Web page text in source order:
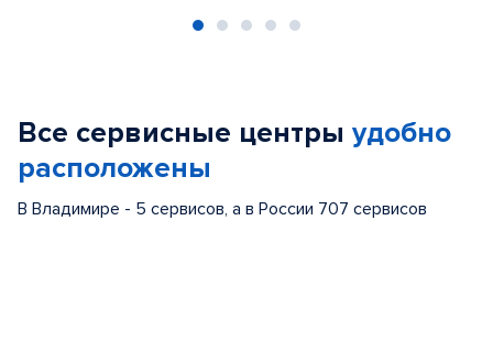
Все сервисные центры удобно
расположены
В Владимире - 5 сервисов, а в России 707 сервисов